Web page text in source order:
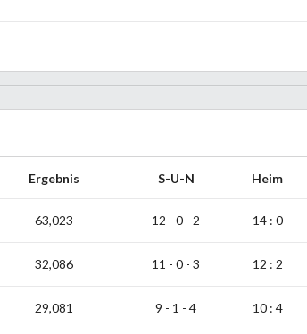
Ergebnis S-U-N Heim
63,023 12 - 0 - 2 14 : 0
32,086 11 - 0 - 3 12 : 2
29,081 9 - 1 - 4 10 : 4